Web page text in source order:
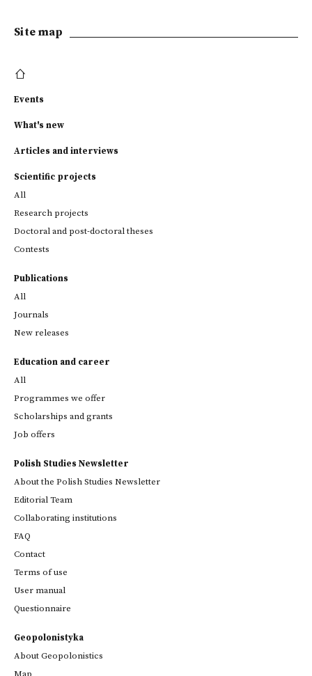
Site map
Events
What's new
Articles and interviews
Scientific projects
All
Research projects
Doctoral and post-doctoral theses
Contests
Publications
All
Journals
New releases
Education and career
All
Programmes we offer
Scholarships and grants
Job offers
Polish Studies Newsletter
About the Polish Studies Newsletter
Editorial Team
Collaborating institutions
FAQ
Contact
Terms of use
User manual
Questionnaire
Geopolonistyka
About Geopolonistics